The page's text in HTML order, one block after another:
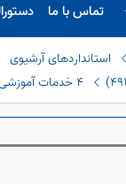
تماس با ما
استانداردهای آرشیوی
٤ خدمات آموزشی (٦٨)